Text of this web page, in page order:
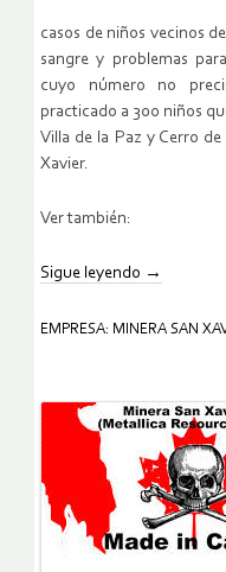
casos de niños vecinos
sangre y problemas
cuyo número no
practicado a 300 niños
Villa de la Paz y Cerro
Xavier.
Ver también:
Sigue leyendo →
EMPRESA: MINERA SAN